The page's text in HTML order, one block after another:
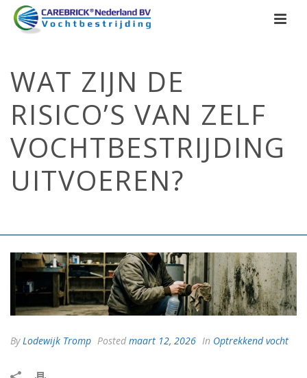
WAT ZIJN DE
RISICO’S VAN ZELF
VOCHTBESTRIJDING
UITVOEREN?
ByLodewijk Tromp Posted maart 12, 2026 In Optrekkend vocht